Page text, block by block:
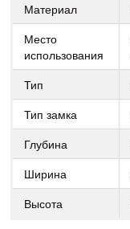
Материал
Место
использования
Тип
Тип замка
Глубина
Ширина
Высота